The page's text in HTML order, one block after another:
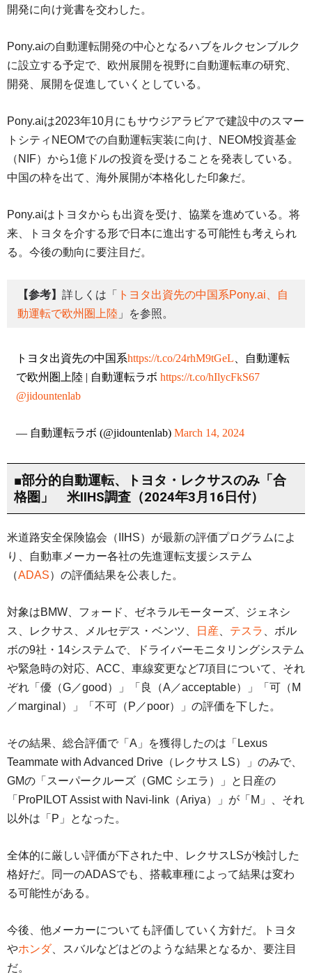
開発に向け覚書を交わした。
Pony.aiの自動運転開発の中心となるハブをルクセンブルク
に設立する予定で、欧州展開を視野に自動運転車の研究、
開発、展開を促進していくとしている。
Pony.aiは2023年10月にもサウジアラビアで建設中のスマー
トシティNEOMでの自動運転実装に向け、NEOM投資基金
（NIF）から1億ドルの投資を受けることを発表している。
中国の枠を出て、海外展開が本格化した印象だ。
Pony.aiはトヨタからも出資を受け、協業を進めている。将
来、トヨタを介する形で日本に進出する可能性も考えられ
る。今後の動向に要注目だ。
【参考】 詳しくは「
トヨタ出資先の中国系Pony.ai、自
動運転で欧州圏上陸 」を参照。
トヨタ出資先の中国系https://t.co/24rhM9tGeL、自動運転
で欧州圏上陸 | 自動運転ラボ https://t.co/hIlycFkS67
@jidountenlab
— 自動運転ラボ (@jidountenlab) March 14, 2024
■部分的自動運転、トヨタ・レクサスのみ「合
格圏」 米IIHS調査（2024年3月16日付）
米道路安全保険協会（IIHS）が最新の評価プログラムによ
り、自動車メーカー各社の先進運転支援システム
（ADAS）の評価結果を公表した。
対象はBMW、フォード、ゼネラルモーターズ、ジェネシ
ス、レクサス、メルセデス・ベンツ、
日産 テスラ
、ボル
ボの9社・14システムで、ドライバーモニタリングシステム
や緊急時の対応、ACC、車線変更など7項目について、それ
ぞれ「優（G／good）」「良（A／acceptable）」「可（M
／marginal）」「不可（P／poor）」の評価を下した。
その結果、総合評価で「A」を獲得したのは「Lexus
Teammate with Advanced Drive（レクサス LS）」のみで、
GMの「スーパークルーズ（GMC シエラ）」と日産の
「ProPILOT Assist with Navi-link（Ariya）」が「M」、それ
以外は「P」となった。
全体的に厳しい評価が下された中、レクサスLSが検討した
格好だ。同一のADASでも、搭載車種によって結果は変わ
る可能性がある。
今後、他メーカーについても評価していく方針だ。トヨタ
やホンダ、スバルなどはどのような結果となるか、要注目
だ。